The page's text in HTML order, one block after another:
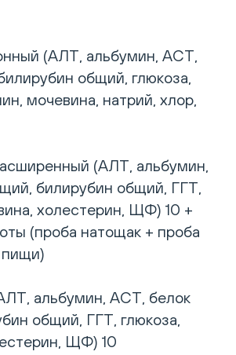
(АЛТ, альбумин, АСТ,
общий, глюкоза,
мочевина, натрий, хлор,
(АЛТ, альбумин,
билирубин общий, ГГТ,
холестерин, ЩФ) 10 +
(проба натощак + проба
альбумин, АСТ, белок
общий, ГГТ, глюкоза,
ЩФ) 10